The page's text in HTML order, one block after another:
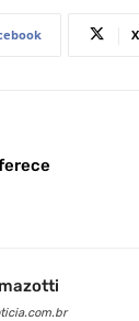
X